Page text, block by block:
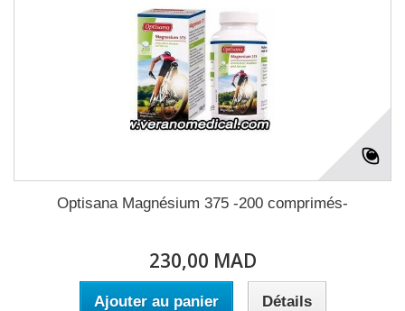
Optisana Magnésium 375 -200 comprimés-
230,00 MAD
Ajouter au panier Détails